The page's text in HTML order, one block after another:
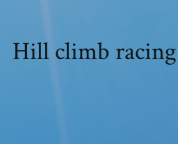
Hill climb